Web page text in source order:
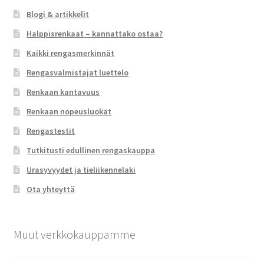
Blogi & artikkelit
Halppisrenkaat – kannattako ostaa?
Kaikki rengasmerkinnät
Rengasvalmistajat luettelo
Renkaan kantavuus
Renkaan nopeusluokat
Rengastestit
Tutkitusti edullinen rengaskauppa
Urasyvyydet ja tieliikennelaki
Ota yhteyttä
Muut verkkokauppamme